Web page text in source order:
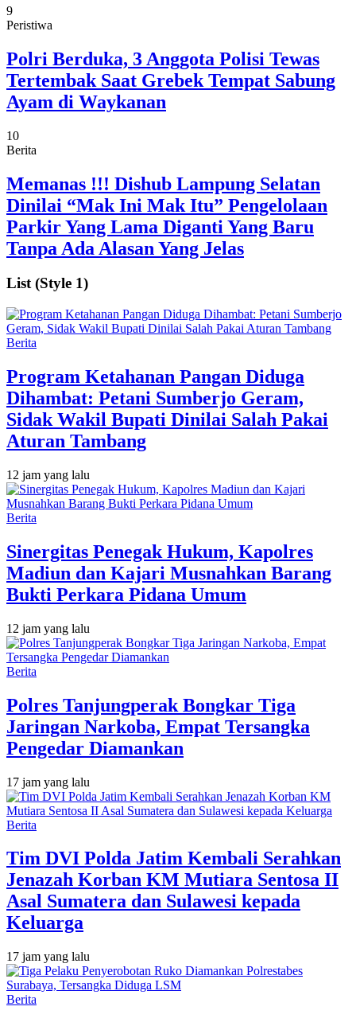
9
Peristiwa
Polri Berduka, 3 Anggota Polisi Tewas
Tertembak Saat Grebek Tempat Sabung
Ayam di Waykanan
10
Berita
Memanas !!! Dishub Lampung Selatan
Dinilai “Mak Ini Mak Itu” Pengelolaan
Parkir Yang Lama Diganti Yang Baru
Tanpa Ada Alasan Yang Jelas
List (Style 1)
Berita
Program Ketahanan Pangan Diduga
Dihambat: Petani Sumberjo Geram,
Sidak Wakil Bupati Dinilai Salah Pakai
Aturan Tambang
12 jam yang lalu
Berita
Sinergitas Penegak Hukum, Kapolres
Madiun dan Kajari Musnahkan Barang
Bukti Perkara Pidana Umum
12 jam yang lalu
Berita
Polres Tanjungperak Bongkar Tiga
Jaringan Narkoba, Empat Tersangka
Pengedar Diamankan
17 jam yang lalu
Berita
Tim DVI Polda Jatim Kembali Serahkan
Jenazah Korban KM Mutiara Sentosa II
Asal Sumatera dan Sulawesi kepada
Keluarga
17 jam yang lalu
Berita